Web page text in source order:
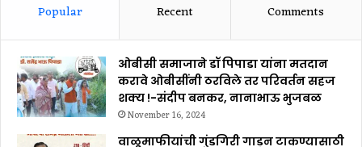
Popular Recent Comments
ओबीसी समाजाने डॉ पिपाडा यांना मतदान
करावे ओबीसींनी ठरविले तर परिवर्तन सहज
शक्य !-संदीप बनकर, नानाभाऊ भुजबळ
November 16, 2024
वाळूमाफीयांची गुंडगिरी गाडून टाकण्यासाठी